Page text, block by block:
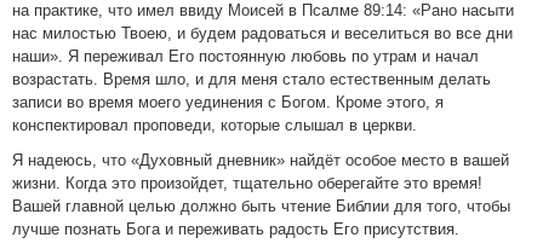
на практике, что имел ввиду Моисей в Псалме 89:14: «Рано насыти
нас милостью Твоею, и будем радоваться и веселиться во все дни
наши». Я переживал Его постоянную любовь по утрам и начал
возрастать. Время шло, и для меня стало естественным делать
записи во время моего уединения с Богом. Кроме этого, я
конспектировал проповеди, которые слышал в церкви.
Я надеюсь, что «Духовный дневник» найдёт особое место в вашей
жизни. Когда это произойдет, тщательно оберегайте это время!
Вашей главной целью должно быть чтение Библии для того, чтобы
лучше познать Бога и переживать радость Его присутствия.